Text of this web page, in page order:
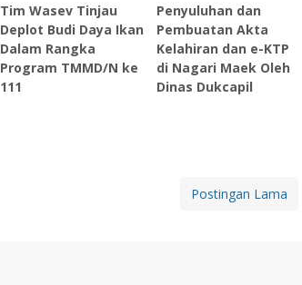
Tim Wasev Tinjau
Deplot Budi Daya Ikan
Dalam Rangka
Program TMMD/N ke
111
Penyuluhan dan
Pembuatan Akta
Kelahiran dan e-KTP
di Nagari Maek Oleh
Dinas Dukcapil
Postingan Lama